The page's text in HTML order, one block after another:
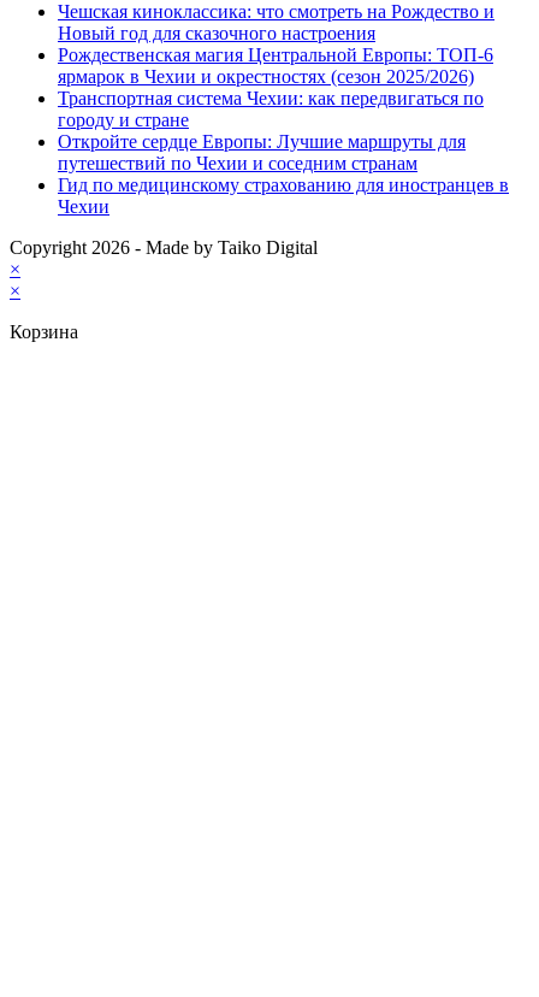
Чешская киноклассика: что смотреть на Рождество и
Новый год для сказочного настроения
Рождественская магия Центральной Европы: ТОП-6
ярмарок в Чехии и окрестностях (сезон 2025/2026)
Транспортная система Чехии: как передвигаться по
городу и стране
Откройте сердце Европы: Лучшие маршруты для
путешествий по Чехии и соседним странам
Гид по медицинскому страхованию для иностранцев в
Чехии
Copyright 2026 - Made by Taiko Digital
×
×
Корзина